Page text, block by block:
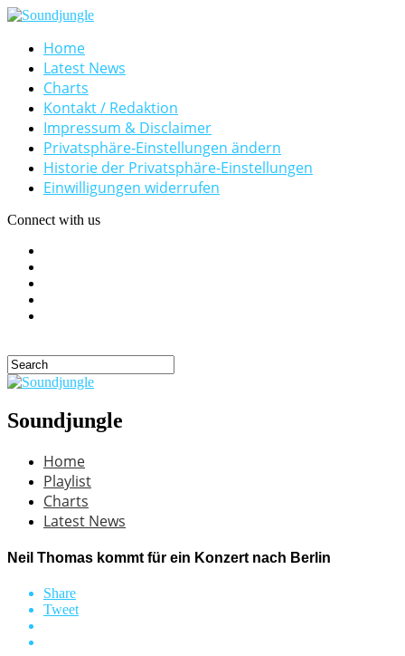
Home
Latest News
Charts
Kontakt / Redaktion
Impressum & Disclaimer
Privatsphäre-Einstellungen ändern
Historie der Privatsphäre-Einstellungen
Einwilligungen widerrufen
Connect with us
Soundjungle
Home
Playlist
Charts
Latest News
Neil Thomas kommt für ein Konzert nach Berlin
Share
Tweet